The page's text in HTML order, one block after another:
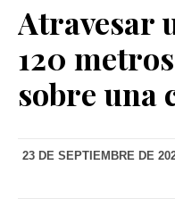
Atravesar
120
sobre una
23 DE SEPTIEMBRE DE